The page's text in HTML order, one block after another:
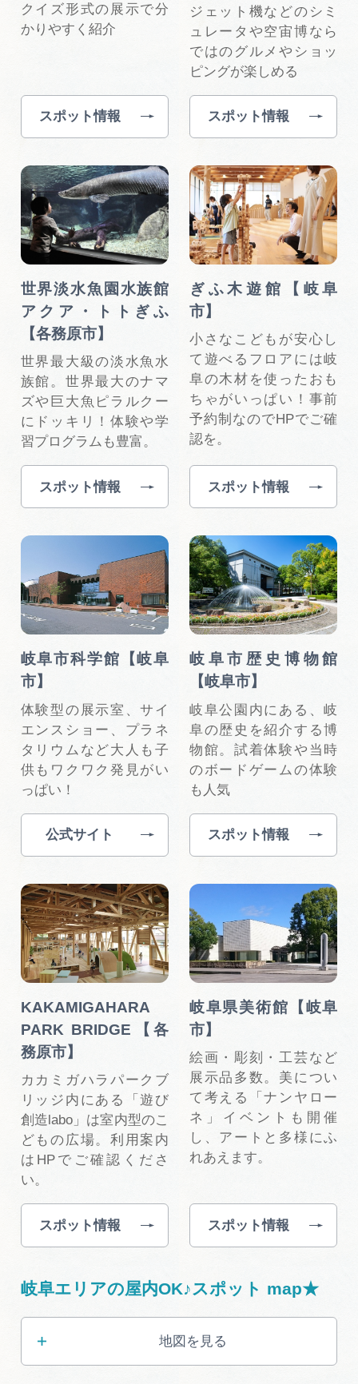
クイズ形式の展示で分
かりやすく紹介
スポット情報
ジェット機などのシミ
ュレータや空宙博なら
ではのグルメやショッ
ピングが楽しめる
スポット情報
世界淡水魚園水族館
アクア・トトぎふ
【各務原市】
世界最大級の淡水魚水
族館。世界最大のナマ
ズや巨大魚ピラルクー
にドッキリ！体験や学
習プログラムも豊富。
スポット情報
ぎふ木遊館【岐阜
市】
小さなこどもが安心し
て遊べるフロアには岐
阜の木材を使ったおも
ちゃがいっぱい！事前
予約制なのでHPでご確
認を。
スポット情報
岐阜市科学館【岐阜
市】
体験型の展示室、サイ
エンスショー、プラネ
タリウムなど大人も子
供もワクワク発見がい
っぱい！
公式サイト
岐阜市歴史博物館
【岐阜市】
岐阜公園内にある、岐
阜の歴史を紹介する博
物館。試着体験や当時
のボードゲームの体験
も人気
スポット情報
KAKAMIGAHARA
PARK BRIDGE【各
務原市】
カカミガハラパークブ
リッジ内にある「遊び
創造labo」は室内型のこ
どもの広場。利用案内
はHPでご確認くださ
い。
スポット情報
岐阜県美術館【岐阜
市】
絵画・彫刻・工芸など
展示品多数。美につい
て考える「ナンヤロー
ネ」イベントも開催
し、アートと多様にふ
れあえます。
スポット情報
岐阜エリアの屋内OK♪スポット map★
地図を見る